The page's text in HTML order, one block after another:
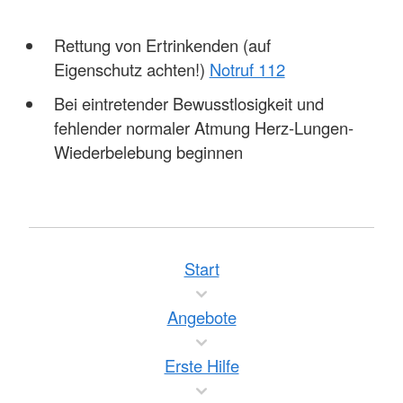
Rettung von Ertrinkenden (auf
Eigenschutz achten!) Notruf 112
Bei eintretender Bewusstlosigkeit und
fehlender normaler Atmung Herz-Lungen-
Wiederbelebung beginnen
Start
Angebote
Erste Hilfe